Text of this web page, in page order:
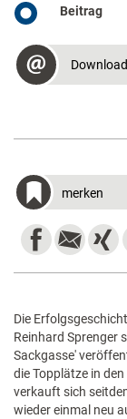
Beitrag
merken
Die
Reinhard Sprenger
Sackgasse'
die Topplätze in
verkauft sich
wieder einmal neu